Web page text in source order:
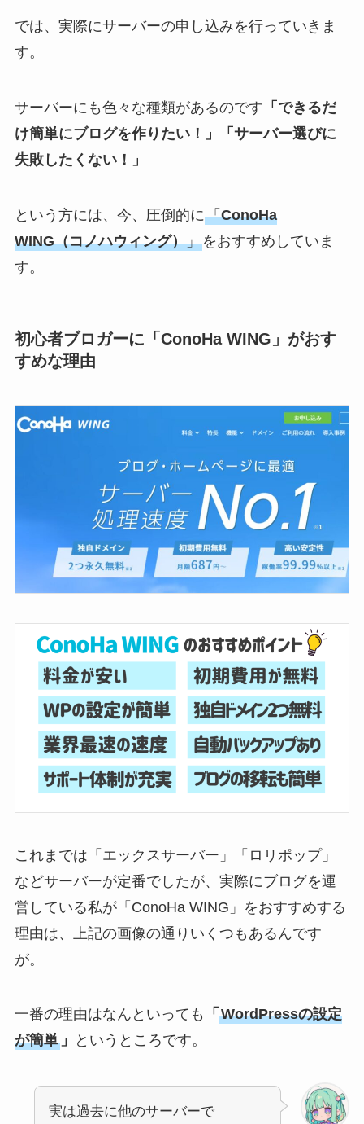
では、実際にサーバーの申し込みを行っていきま
す。
サーバーにも色々な種類があるのです 「できるだ
け簡単にブログを作りたい！」「サーバー選びに
失敗したくない！」
という方には、今、圧倒的に「ConoHa
WING（コノハウィング）」をおすすめしていま
す。
初心者ブロガーに「ConoHa WING」がおす
すめな理由
これまでは「エックスサーバー」「ロリポップ」
などサーバーが定番でしたが、実際にブログを運
営している私が「ConoHa WING」をおすすめする
理由は、上記の画像の通りいくつもあるんです
が。
一番の理由はなんといっても 「 WordPressの設定
が簡単」 というところです。
実は過去に他のサーバーで